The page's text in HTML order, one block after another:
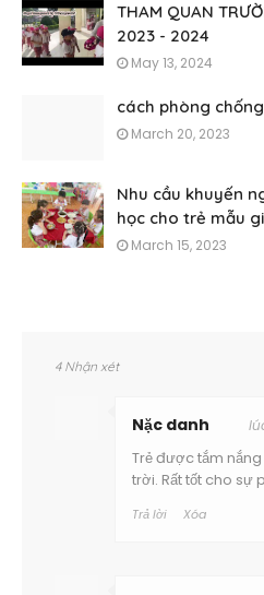
THAM QUAN
2023 - 2024
May 13, 2024
cách phòng
March 20, 2023
Nhu cầu khuyến
học cho trẻ mẫu
March 15, 2023
4 Nhận xét
Nặc danh
Trẻ được tắm
trời. Rất tốt cho sự
Trả lời Xóa